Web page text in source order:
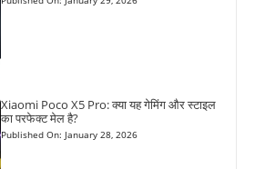
Xiaomi Poco X5 Pro: क्या यह गेमिंग और स्टाइल
का परफेक्ट मेल है?
Published On: January 28, 2026